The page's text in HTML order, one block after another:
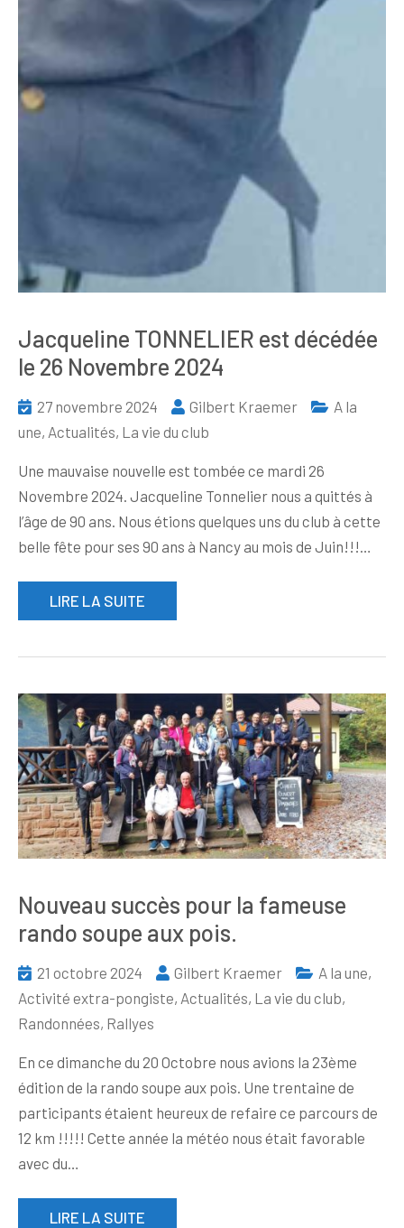
Jacqueline TONNELIER est décédée
le 26 Novembre 2024
27 novembre 2024 Gilbert Kraemer
A la
une, Actualités, La vie du club
Une mauvaise nouvelle est tombée ce mardi 26
Novembre 2024. Jacqueline Tonnelier nous a quittés à
l’âge de 90 ans. Nous étions quelques uns du club à cette
belle fête pour ses 90 ans à Nancy au mois de Juin!!!…
LIRE LA SUITE
Nouveau succès pour la fameuse
rando soupe aux pois.
21 octobre 2024 Gilbert Kraemer A la une,
Activité extra-pongiste, Actualités, La vie du club,
Randonnées, Rallyes
En ce dimanche du 20 Octobre nous avions la 23ème
édition de la rando soupe aux pois. Une trentaine de
participants étaient heureux de refaire ce parcours de
12 km !!!!! Cette année la météo nous était favorable
avec du…
LIRE LA SUITE